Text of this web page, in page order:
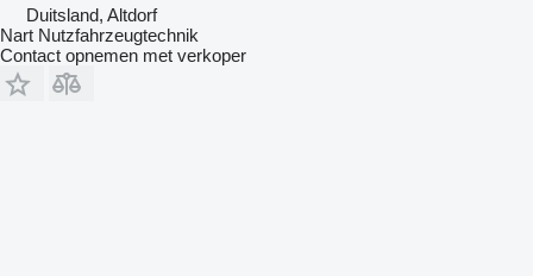
Duitsland, Altdorf
Nart Nutzfahrzeugtechnik
Contact opnemen met verkoper